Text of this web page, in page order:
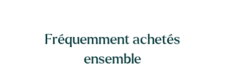
Fréquemment achetés
ensemble